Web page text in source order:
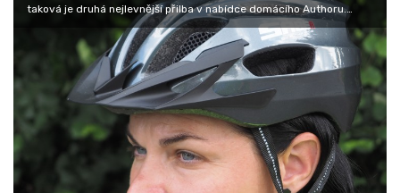
taková je druhá nejlevnější přilba v nabídce domácího Authoru.…